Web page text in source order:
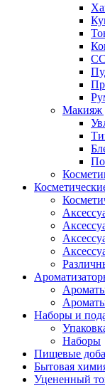
Макияж
Наборы и
Наборы
Пищевые
Бытовая
Уцененный